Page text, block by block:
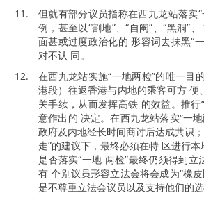
但就有部分议员指称在西九龙站落实
例，甚至以“割地”、“自阉”、“黑洞”、
面甚或过度政治化的 形容词去抺黑“
对不认 同。
在西九龙站实施“一地两检”的唯一目
港段）往返香港与内地的乘客可方 便
关手续，从而发挥高铁 的效益。推行
意作出的 决定。在西九龙站落实“一
政府及内地经长时间商讨后达成共识
走”的建议下，最终必须在特 区进行本
是否落实“一地 两检”最终仍须得到立
有 个别议员形容立法会将会成为“橡
是不尊重立法会议员以及支持他们的选